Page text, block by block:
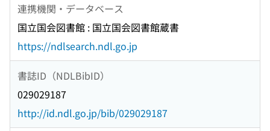
連携機関・データベース
国立国会図書館 : 国立国会図書館蔵書
https://ndlsearch.ndl.go.jp
書誌ID（NDLBibID）
029029187
http://id.ndl.go.jp/bib/029029187